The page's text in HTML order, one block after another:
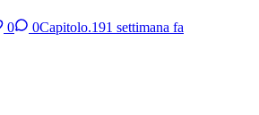
0 0Capitolo.191 settimana fa